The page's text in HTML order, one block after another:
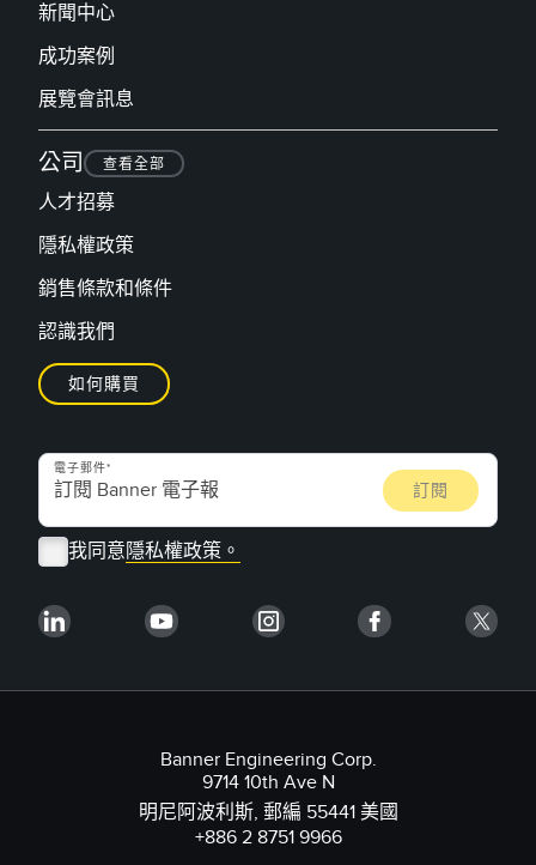
新聞中心
成功案例
展覽會訊息
公司 查看全部
人才招募
隱私權政策
銷售條款和條件
認識我們
如何購買
電子郵件
我同意 隱私權政策。
Banner Engineering Corp.
9714 10th Ave N
明尼阿波利斯, 郵編 55441 美國
+886 2 8751 9966